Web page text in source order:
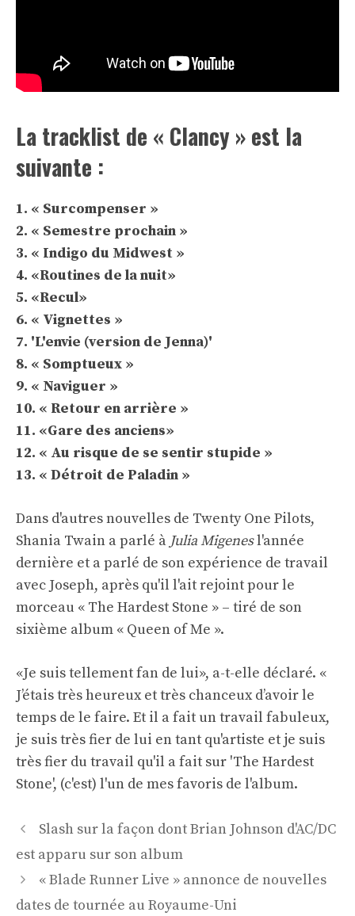
La tracklist de « Clancy » est la
suivante :
1. « Surcompenser »
2. « Semestre prochain »
3. « Indigo du Midwest »
4. «Routines de la nuit»
5. «Recul»
6. « Vignettes »
7. 'L'envie (version de Jenna)'
8. « Somptueux »
9. « Naviguer »
10. « Retour en arrière »
11. «Gare des anciens»
12. « Au risque de se sentir stupide »
13. « Détroit de Paladin »
Dans d'autres nouvelles de Twenty One Pilots,
Shania Twain a parlé à Julia Migenesl'année
dernière et a parlé de son expérience de travail
avec Joseph, après qu'il l'ait rejoint pour le
morceau « The Hardest Stone » – tiré de son
sixième album « Queen of Me ».
«Je suis tellement fan de lui», a-t-elle déclaré. «
J’étais très heureux et très chanceux d’avoir le
temps de le faire. Et il a fait un travail fabuleux,
je suis très fier de lui en tant qu'artiste et je suis
très fier du travail qu'il a fait sur 'The Hardest
Stone', (c'est) l'un de mes favoris de l'album.
Navigation
des
articles
Slash sur la façon dont Brian Johnson d'AC/DC
est apparu sur son album
« Blade Runner Live » annonce de nouvelles
dates de tournée au Royaume-Uni